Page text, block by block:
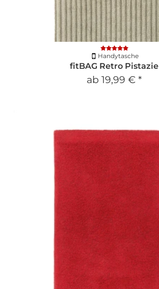
Handytasche
fitBAG Retro Pistazie
ab 19,99 € *